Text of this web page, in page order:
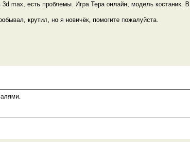
max, есть проблемы. Игра Тера онлайн, модель костаник. В
крутил, но я новичёк, помогите пожалуйста.